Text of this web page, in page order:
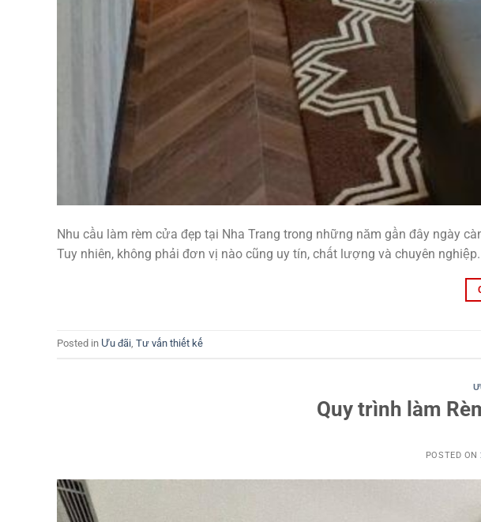
Nhu cầu làm rèm cửa đẹp tại Nha Trang trong những năm gần đây ngày
Tuy nhiên, không phải đơn vị nào cũng uy tín, chất lượng và chuyên
Posted in Ưu đãi, Tư vấn thiết kế
Quy trình làm
POSTED ON